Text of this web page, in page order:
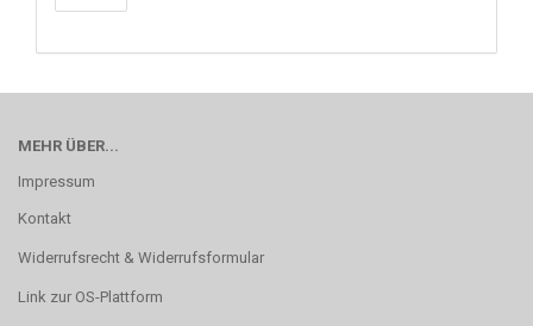
MEHR ÜBER...
Impressum
Kontakt
Widerrufsrecht & Widerrufsformular
Link zur OS-Plattform